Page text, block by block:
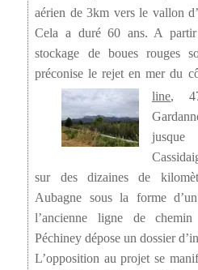
aérien de 3km vers le vallon
Cela a duré 60 ans. A
stockage de boues rouges
préconise le rejet en mer du
line,
sur des dizaines de
Aubagne sous la forme
l’ancienne ligne de
Péchiney dépose un dossier
L’opposition au projet se